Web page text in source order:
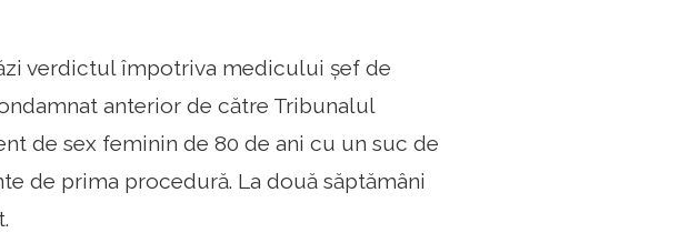
verdictul împotriva medicului șef de
anterior de către Tribunalul
de sex feminin de 80 de ani cu un suc de
de prima procedură. La două săptămâni